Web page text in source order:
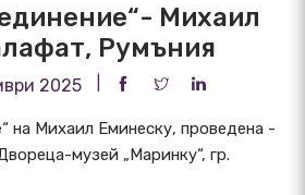
Михаил
Румъния
2025
на Михаил Еминеску, проведена -
музей „Маринку“, гр.